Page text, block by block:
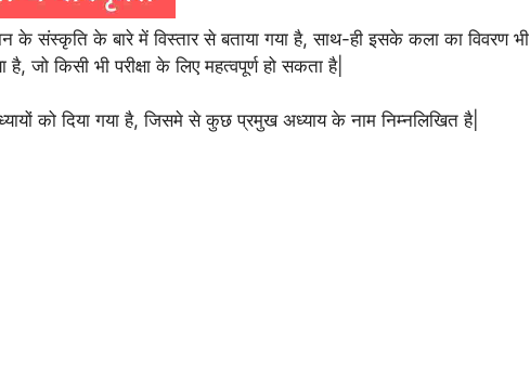
संस्कृति के बारे में विस्तार से बताया गया है, साथ-ही इसके कला का विवरण भी
जो किसी भी परीक्षा के लिए महत्वपूर्ण हो सकता है|
को दिया गया है, जिसमे से कुछ प्रमुख अध्याय के नाम निम्नलिखित है|